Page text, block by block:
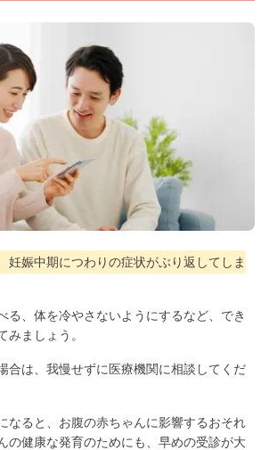
妊娠中期につわりの症状がぶり返してしま
る、体を冷やさないようにするなど、でき
みましょう。
合は、我慢せずに医療機関に相談してくだ
なると、お腹の赤ちゃんに影響するおそれ
の健康な発育のためにも、早めの受診が大